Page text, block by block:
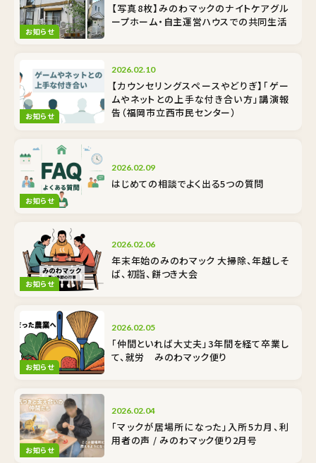
お知らせ
【写真8枚】みのわマックのナイトケア――グル
ープホーム・自主運営ハウスでの共同生活
お知らせ
2026.02.10
【カウンセリングスペースやどりぎ】「ゲー
ムやネットとの上手な付き合い方」講演報
告（福岡市立西市民センター）
お知らせ
2026.02.09
はじめての相談でよく出る5つの質問
お知らせ
2026.02.06
年末年始のみのわマック 大掃除、年越しそ
ば、初詣、餅つき大会
お知らせ
2026.02.05
「仲間といれば大丈夫」3年間を経て卒業し
て、就労 みのわマック便り
お知らせ
2026.02.04
「マックが居場所になった」入所5カ月、利
用者の声 / みのわマック便り2月号